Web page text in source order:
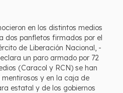
en los distintos medios
dos panfletos firmados por el
de Liberación Nacional, -
un paro armado por 72
(Caracol y RCN) se han
y en la caja de
estatal y de los gobiernos